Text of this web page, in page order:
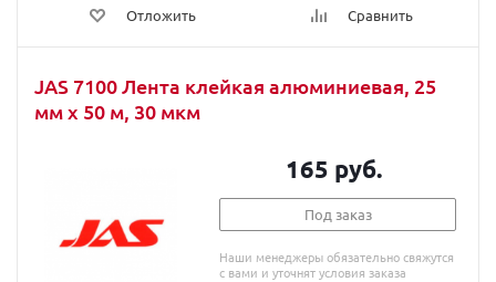
Отложить Сравнить
JAS 7100 Лента клейкая алюминиевая, 25
мм х 50 м, 30 мкм
165 руб.
Под заказ
Наши менеджеры обязательно свяжутся
с вами и уточнят условия заказа